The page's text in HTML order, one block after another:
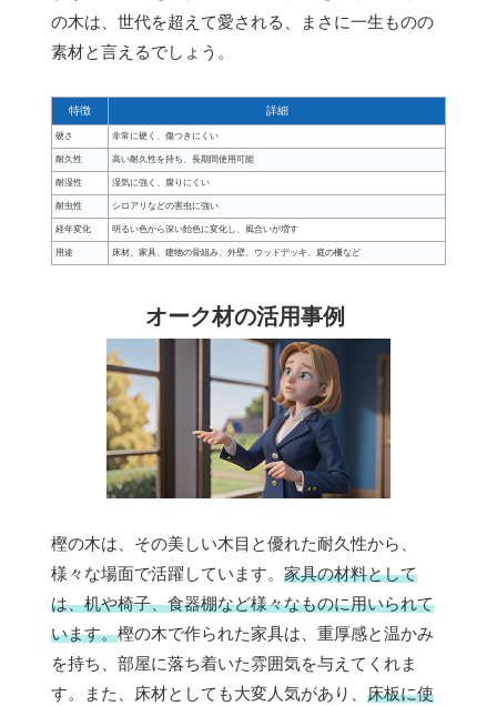
の木は、世代を超えて愛される、まさに一生ものの
素材と言えるでしょう。
特徴 詳細
硬さ 非常に硬く、傷つきにくい
耐久性 高い耐久性を持ち、長期間使用可能
耐湿性 湿気に強く、腐りにくい
耐虫性 シロアリなどの害虫に強い
経年変化 明るい色から深い飴色に変化し、風合いが増す
用途 床材、家具、建物の骨組み、外壁、ウッドデッキ、庭の柵など
オーク材の活用事例
樫の木は、その美しい木目と優れた耐久性から、
様々な場面で活躍しています。 家具の材料として
は、机や椅子、食器棚など様々なものに用いられて
います。樫の木で作られた家具は、重厚感と温かみ
を持ち、部屋に落ち着いた雰囲気を与えてくれま
す。また、床材としても大変人気があり、 床板に使